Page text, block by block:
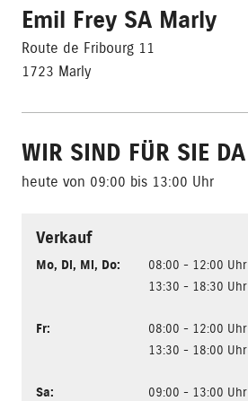
Emil Frey SA Marly
Route de Fribourg 11
1723 Marly
WIR SIND FÜR SIE DA
heute von 09:00 bis 13:00 Uhr
Verkauf
Mo, Di, Mi, Do:
08:00 - 12:00 Uhr
13:30 - 18:30 Uhr
Fr:
08:00 - 12:00 Uhr
13:30 - 18:00 Uhr
Sa: 09:00 - 13:00 Uhr